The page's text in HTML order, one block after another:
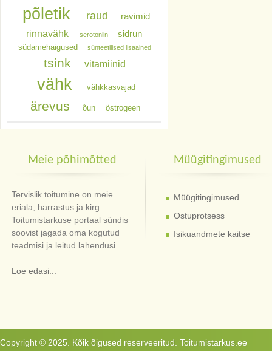
põletik raud ravimid
rinnavähk serotoniin sidrun
südamehaigused sünteetilised lisaained
tsink vitamiinid
vähk vähkkasvajad
ärevus õun östrogeen
Meie põhimõtted
Tervislik toitumine on meie
eriala, harrastus ja kirg.
Toitumistarkuse portaal sündis
soovist jagada oma kogutud
teadmisi ja leitud lahendusi.
Loe edasi...
Müügitingimused
Müügitingimused
Ostuprotsess
Isikuandmete kaitse
Copyright © 2025. Kõik õigused reserveeritud. Toitumistarkus.ee